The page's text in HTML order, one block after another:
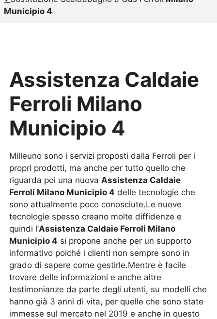
Municipio 4
Assistenza Caldaie
Ferroli Milano
Municipio 4
Milleuno sono i servizi proposti dalla Ferroli per i
propri prodotti, ma anche per tutto quello che
riguarda poi una nuovaAssistenza Caldaie
Ferroli Milano Municipio 4 delle tecnologie che
sono attualmente poco conosciute.Le nuove
tecnologie spesso creano molte diffidenze e
quindi l’Assistenza Caldaie Ferroli Milano
Municipio 4 si propone anche per un supporto
informativo poiché i clienti non sempre sono in
grado di sapere come gestirle.Mentre è facile
trovare delle informazioni e anche altre
testimonianze da parte degli utenti, su modelli che
hanno già 3 anni di vita, per quelle che sono state
immesse sul mercato nel 2019 e anche in questo